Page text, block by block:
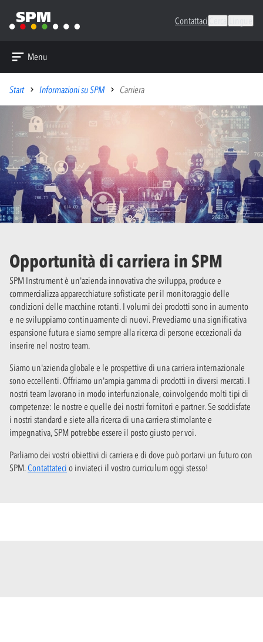
Contattaci
Menu
Start Informazioni su SPM Carriera
Opportunità di carriera in SPM
SPM Instrument è un'azienda innovativa che sviluppa, produce e
commercializza apparecchiature sofisticate per il monitoraggio delle
condizioni delle macchine rotanti. I volumi dei prodotti sono in aumento
e ne sviluppiamo continuamente di nuovi. Prevediamo una significativa
espansione futura e siamo sempre alla ricerca di persone eccezionali da
inserire nel nostro team.
Siamo un'azienda globale e le prospettive di una carriera internazionale
sono eccellenti. Offriamo un'ampia gamma di prodotti in diversi mercati. I
nostri team lavorano in modo interfunzionale, coinvolgendo molti tipi di
competenze: le nostre e quelle dei nostri fornitori e partner. Se soddisfate
i nostri standard e siete alla ricerca di una carriera stimolante e
impegnativa, SPM potrebbe essere il posto giusto per voi.
Parliamo dei vostri obiettivi di carriera e di dove può portarvi un futuro con
SPM. Contattateci o inviateci il vostro curriculum oggi stesso!